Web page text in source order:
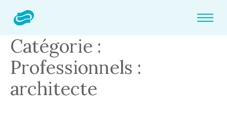
Catégorie :
Professionnels :
architecte